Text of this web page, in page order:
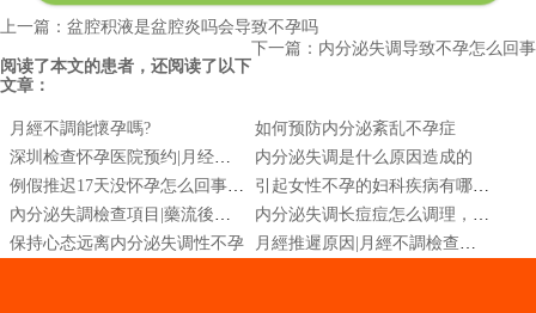
上一篇：盆腔积液是盆腔炎吗会导致不孕吗
下一篇：内分泌失调导致不孕怎么回事
阅读了本文的患者，还阅读了以下
文章：
月經不調能懷孕嗎?
如何预防内分泌紊乱不孕症
内分泌失调是什么原因造成的
保持心态远离内分泌失调性不孕